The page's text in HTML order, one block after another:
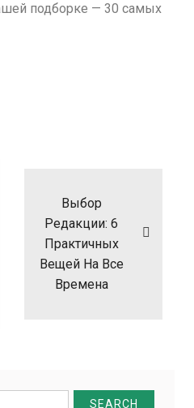
подборке — 30 самых
Выбор
Редакции: 6
Практичных
Вещей На Все
Времена